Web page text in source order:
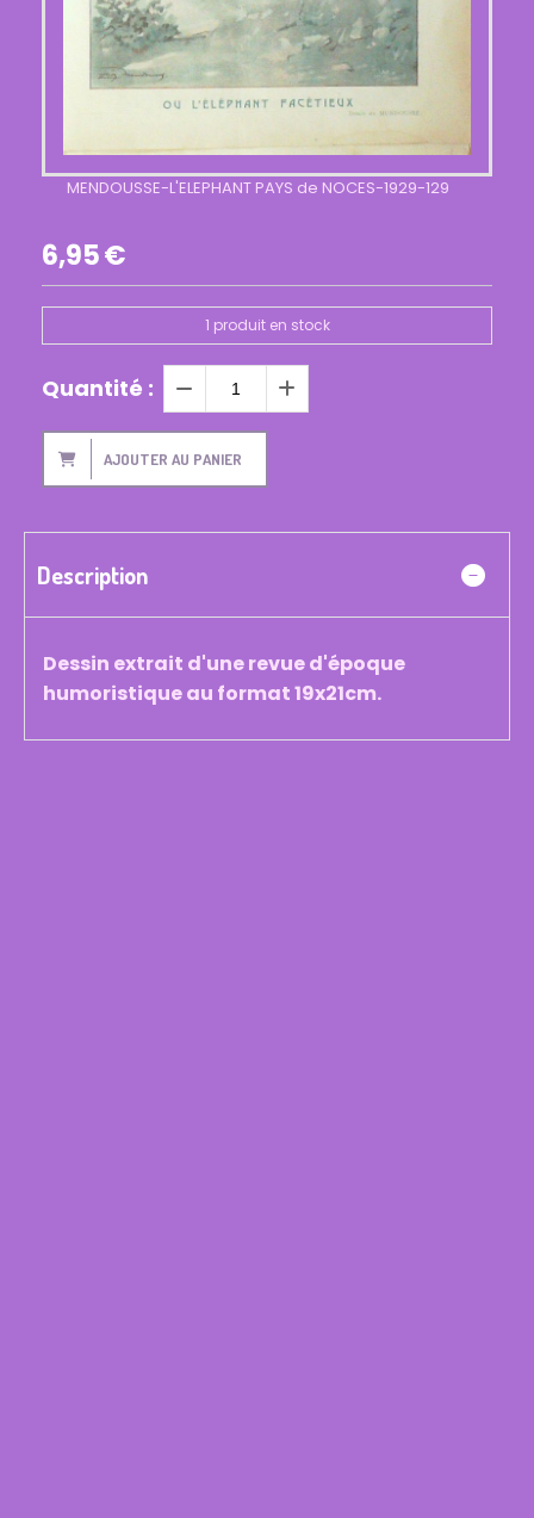
MENDOUSSE-L'ELEPHANT PAYS de NOCES-1929-129
6,95€
1 produit en stock
Quantité :
AJOUTER AU PANIER
Description
Dessin extrait d'une revue d'époque
humoristique au format 19x21cm.